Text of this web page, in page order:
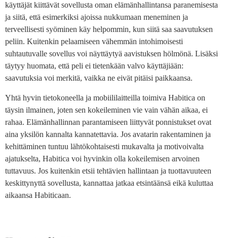
käyttäjät kiittävät sovellusta oman elämänhallintansa paranemisesta
ja siitä, että esimerkiksi ajoissa nukkumaan meneminen ja
terveellisesti syöminen käy helpommin, kun siitä saa saavutuksen
peliin. Kuitenkin pelaamiseen vähemmän intohimoisesti
suhtautuvalle sovellus voi näyttäytyä aavistuksen hölmönä. Lisäksi
täytyy huomata, että peli ei tietenkään valvo käyttäjiään:
saavutuksia voi merkitä, vaikka ne eivät pitäisi paikkaansa.
Yhtä hyvin tietokoneella ja mobiililaitteilla toimiva Habitica on
täysin ilmainen, joten sen kokeileminen vie vain vähän aikaa, ei
rahaa. Elämänhallinnan parantamiseen liittyvät ponnistukset ovat
aina yksilön kannalta kannatettavia. Jos avatarin rakentaminen ja
kehittäminen tuntuu lähtökohtaisesti mukavalta ja motivoivalta
ajatukselta, Habitica voi hyvinkin olla kokeilemisen arvoinen
tuttavuus. Jos kuitenkin etsii tehtävien hallintaan ja tuottavuuteen
keskittynyttä sovellusta, kannattaa jatkaa etsintäänsä eikä kuluttaa
aikaansa Habiticaan.